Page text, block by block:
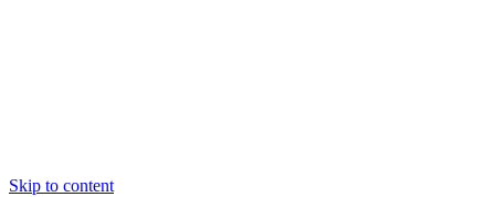
Skip to content